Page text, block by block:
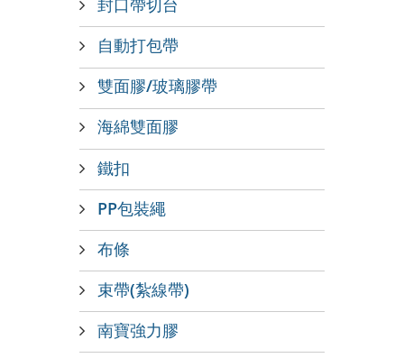
自動打包帶
雙面膠/玻璃膠帶
海綿雙面膠
鐵扣
PP包裝繩
布條
束帶(紮線帶)
南寶強力膠